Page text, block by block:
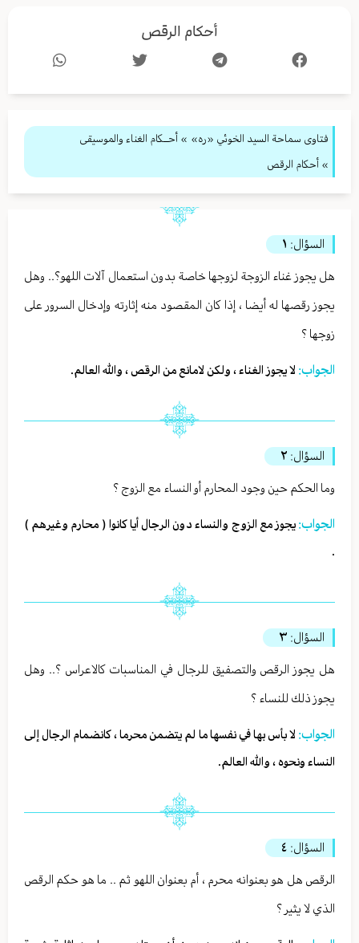
أحكام الرقص
فتاوى سماحة السيد الخوئي «ره» » أحــكام الغناء والموسيقى
» أحكام الرقص
السؤال: ١
هل يجوز غناء الزوجة لزوجها خاصة بدون استعمال آلات اللهو؟.. وهل
يجوز رقصها له أيضا ، إذا كان المقصود منه إثارته وإدخال السرور على
زوجها ؟
الجواب: لا يجوز الغناء ، ولكن لامانع من الرقص ، والله العالم.
السؤال: ٢
وما الحكم حين وجود المحارم أو النساء مع الزوج ؟
الجواب:يجوز مع الزوج والنساء دون الرجال أيا كانوا ( محارم وغيرهم )
.
السؤال: ٣
هل يجوز الرقص والتصفيق للرجال في المناسبات كالاعراس ؟.. وهل
يجوز ذلك للنساء ؟
الجواب: لا بأس بها في نفسها ما لم يتضمن محرما ، كانضمام الرجال إلى
النساء ونحوه ، والله العالم.
السؤال: ٤
الرقص هل هو بعنوانه محرم ، أم بعنوان اللهو ثم .. ما هو حكم الرقص
الذي لا يثير ؟